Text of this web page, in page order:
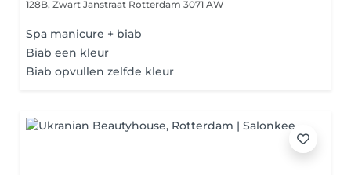
128B, Zwart Janstraat Rotterdam 3071 AW
Spa manicure + biab
Biab een kleur
Biab opvullen zelfde kleur